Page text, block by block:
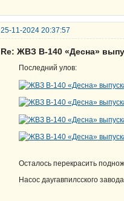
25-11-2024 20:37:57
Re: ЖВЗ В-140 «Десна»
Последний улов:
Осталось перекрасить
Насос даугавпилсского